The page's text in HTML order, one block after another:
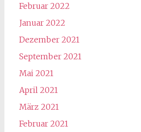
Februar 2022
Januar 2022
Dezember 2021
September 2021
Mai 2021
April 2021
März 2021
Februar 2021